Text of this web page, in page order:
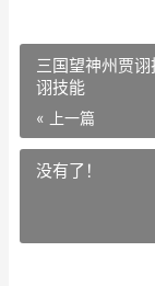
三国望神州贾
诩技能
« 上一篇
没有了！